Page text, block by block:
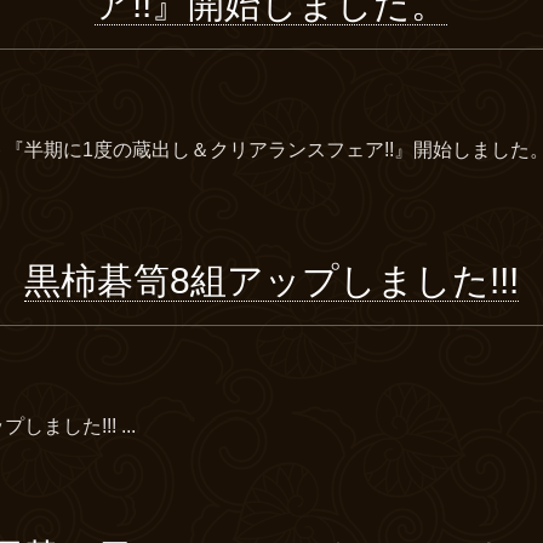
半期に1度の蔵出し＆クリアランスフェア!!』開始しました
黒柿碁笥8組アップしました!!!
しました!!! ...